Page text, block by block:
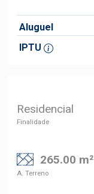
Aluguel
IPTU
Residencial
Finalidade
265.00 m²
A. Terreno